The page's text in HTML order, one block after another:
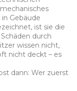
Gebäude
ist sie die
durch
wissen nicht,
nicht deckt – es
dann: Wer zuerst